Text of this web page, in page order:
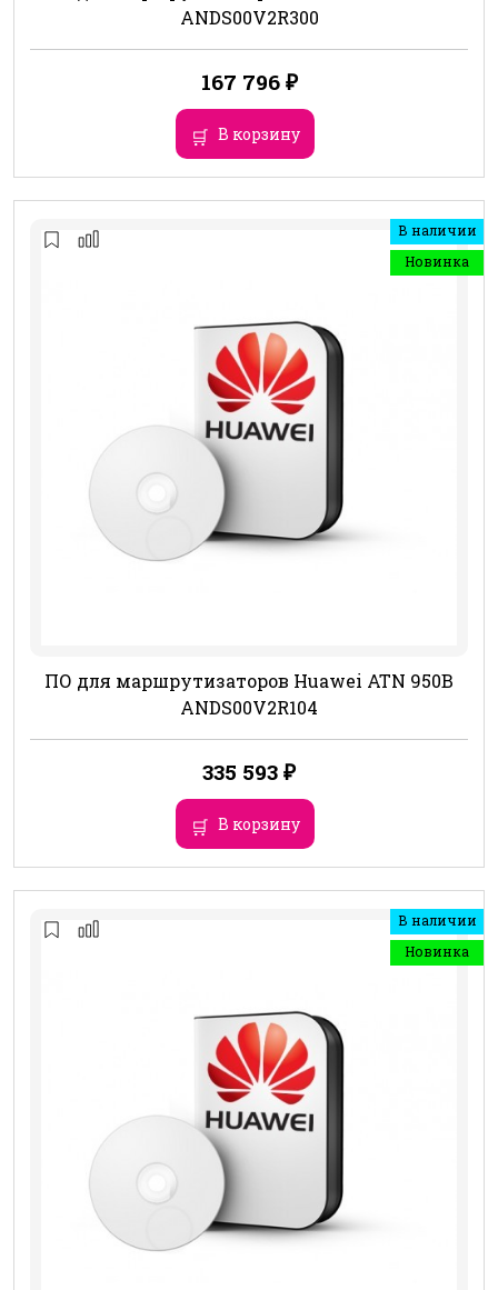
ANDS00V2R300
167 796 ₽
В корзину
В наличии
Новинка
ПО для маршрутизаторов Huawei ATN 950B
ANDS00V2R104
335 593 ₽
В корзину
В наличии
Новинка